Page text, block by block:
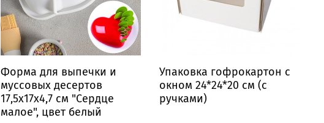
Форма для выпечки и
муссовых десертов
17,5х17х4,7 см "Сердце
малое", цвет белый
Упаковка гофрокартон с
окном 24*24*20 см (с
ручками)